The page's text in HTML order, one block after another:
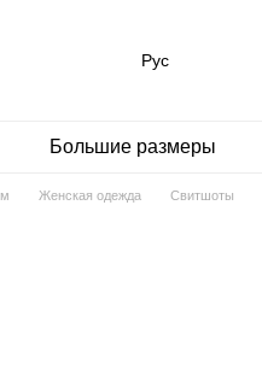
Рус
Большие размеры
Женская одежда Свитшоты